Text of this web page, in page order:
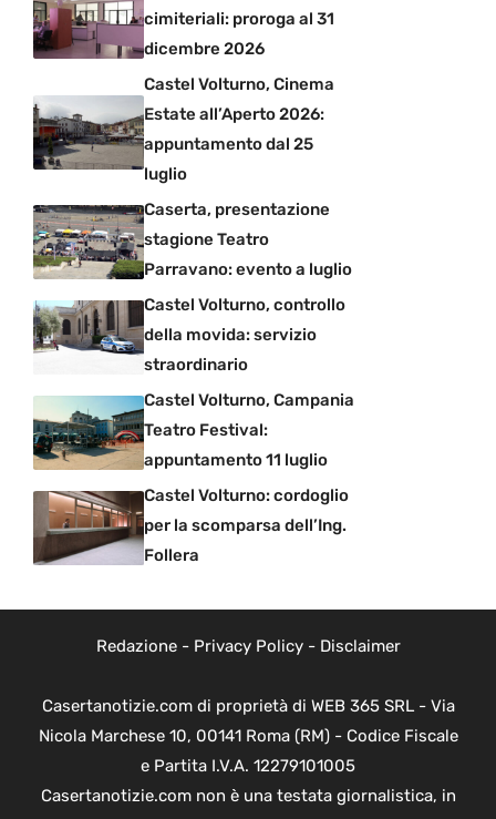
cimiteriali: proroga al 31
dicembre 2026
Castel Volturno, Cinema
Estate all’Aperto 2026:
appuntamento dal 25
luglio
Caserta, presentazione
stagione Teatro
Parravano: evento a luglio
Castel Volturno, controllo
della movida: servizio
straordinario
Castel Volturno, Campania
Teatro Festival:
appuntamento 11 luglio
Castel Volturno: cordoglio
per la scomparsa dell’Ing.
Follera
Redazione- Privacy Policy- Disclaimer
Casertanotizie.com di proprietà di WEB 365 SRL - Via
Nicola Marchese 10, 00141 Roma (RM) - Codice Fiscale
e Partita I.V.A. 12279101005
Casertanotizie.com non è una testata giornalistica, in